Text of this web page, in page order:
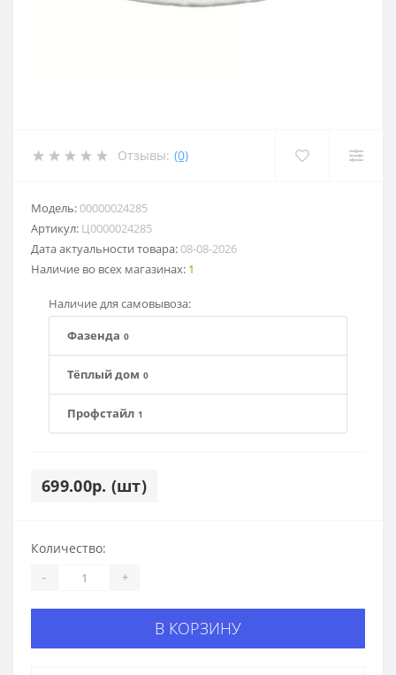
Отзывы: (0)
Модель:00000024285
Артикул: Ц0000024285
Дата актуальности товара:08-08-2026
Наличие во всех магазинах: 1
Наличие для самовывоза:
Фазенда 0
Тёплый дом 0
Профстайл 1
699.00р. (шт)
Количество:
- +
В КОРЗИНУ